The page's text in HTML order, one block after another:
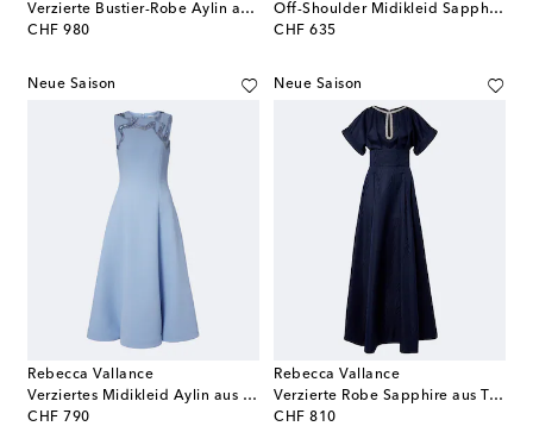
Verzierte Bustier-Robe Aylin aus Crêpe
CHF 980
original price
Off-Shoulder Midikleid Sapphire
CHF 635
original price
Neue Saison
Rebecca Vallance
Verziertes Midikleid Aylin aus Crêpe
CHF 790
original price
Neue Saison
Rebecca Vallance
Verzierte Robe Sapphire aus Taft
CHF 810
original price